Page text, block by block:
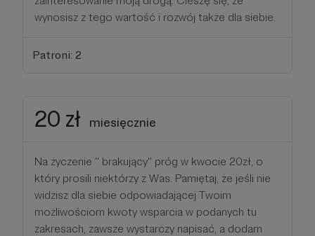
wynosisz z tego wartość i rozwój także dla siebie.
Patroni: 2
20 zł miesięcznie
Na życzenie '' brakujący'' próg w kwocie 20zł, o
który prosili niektórzy z Was. Pamiętaj, że jeśli nie
widzisz dla siebie odpowiadającej Twoim
możliwościom kwoty wsparcia w podanych tu
zakresach, zawsze wystarczy napisać, a dodam